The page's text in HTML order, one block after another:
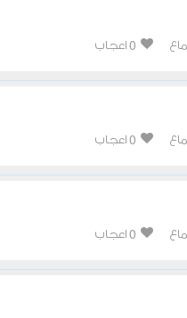
0 اعجاب
0 اعجاب
0 اعجاب